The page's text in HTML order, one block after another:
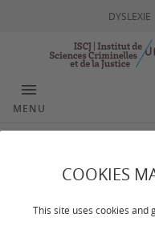
COOKIES
This site uses cookies and
DYSLEXIE
MENU
Les